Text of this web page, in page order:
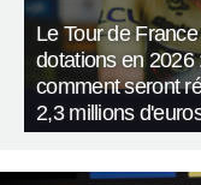
Le Tour de
dotations en 2026
comment seront
2,3 millions